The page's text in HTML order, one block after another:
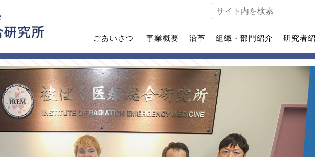
ごあいさつ 事業概要 沿革 組織・部門紹介 研究者